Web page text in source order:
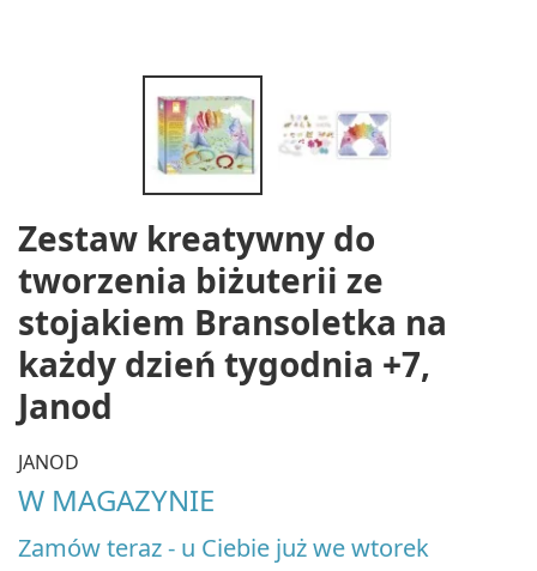
Zestaw kreatywny do
tworzenia biżuterii ze
stojakiem Bransoletka na
każdy dzień tygodnia +7,
Janod
JANOD
W MAGAZYNIE
Zamów teraz - u Ciebie już we wtorek